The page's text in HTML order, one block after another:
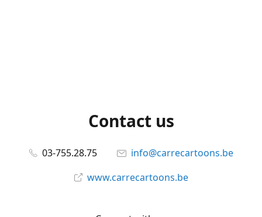
Contact us
03-755.28.75
info@carrecartoons.be
www.carrecartoons.be